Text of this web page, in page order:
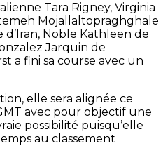
Tara Rigney, Virginia
Mojallaltopraghghale
Noble Kathleen de
Jarquin de
a fini sa course avec un
elle sera alignée ce
avec pour objectif une
possibilité puisqu’elle
au classement